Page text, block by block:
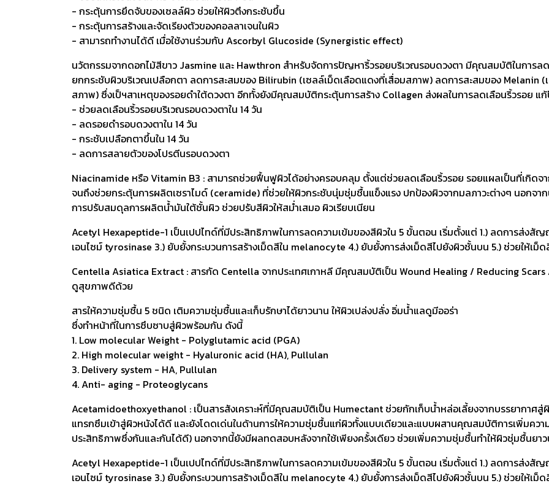
- กระตุ้นการยึดจับของเซลล์ผิว ช่วยให้ผิวตึงกระชับขึ้น
- กระตุ้นการสร้างและจัดเรียงตัวของคอลลาเจนในผิว
- สามารถทำงานได้ดี เมื่อใช้งานร่วมกับ Ascorbyl Glucoside (Synergistic effect)
นวัตกรรมจากดอกไม้สีขาว Jasmine และ Hawthron สำหรับจัดการปัญหาริ้วรอยบริเวณรอบดวงตา มีคุณสมบัติในการล
ยกกระชับผิวบริเวณเปลือกตา ลดการสะสมของ Bilirubin (เซลล์เม็ดเลือดแดงที่เสื่อมสภาพ) ลดการสะสมของ Melanin
สภาพ) ซึ่งเป็ฯสาเหตุของรอยดำใต้ดวงตา อีกทั้งยังมีคุณสมบัติกระตุ้นการสร้าง Collagen ส่งผลในการลดเลือนริ้วรอย
- ช่วยลดเลือนริ้วรอยบริเวณรอบดวงตาใน 14 วัน
- ลดรอยดำรอบดวงตาใน 14 วัน
- กระชับเปลือกตาขึ้นใน 14 วัน
- ลดการสลายตัวของโปรตีนรอบดวงตา
Niacinamide หรือ Vitamin B3 : สามารถช่วยฟื้นฟูผิวได้อย่างครอบคลุม ตั้งแต่ช่วยลดเลือนริ้วรอย รอยแผลเป็นที่เกิดจา
จนถึงช่วยกระตุ้นการผลิตเซราไมด์ (ceramide) ที่ช่วยให้ผิวกระชับนุ่มชุ่มชื้นแข็งแรง ปกป้องผิวจากมลภาวะต่างๆ นอกจ
การปรับสมดุลการผลิตน้ำมันใต้ชั้นผิว ช่วยปรับสีผิวให้สม่ำเสมอ ผิวเรียบเนียน
Acetyl Hexapeptide-1 เป็นเปปไทด์ที่มีประสิทธิภาพในการลดความเข้มของสีผิวใน 5 ขั้นตอน เริ่มตั้งแต่ 1.) ลดการส่ง
เอนไซม์ tyrosinase 3.) ยับยั้งกระบวนการสร้างเม็ดสีใน melanocyte 4.) ยับยั้งการส่งเม็ดสีไปยังผิวชั้นบน 5.) ช่วยให้เม็
Centella Asiatica Extract : สารกัด Centella จากประเทศเกาหลี มีคุณสมบัติเป็น Wound Healing / Reducing
ดูสุขภาพดีด้วย
สารให้ความชุ่มชื้น 5 ชนิด เติมความชุ่มชื้นและเก็บรักษาได้ยาวนาน ให้ผิวเปล่งปลั่ง อิ่มน้ำแลดูมีออร่า
ซึ่งทำหน้าที่ในการซึบซาบสู่ผิวพร้อมกัน ดังนี้
1. Low molecular Weight - Polyglutamic acid (PGA)
2. High molecular weight - Hyaluronic acid (HA), Pullulan
3. Delivery system - HA, Pullulan
4. Anti- aging - Proteoglycans
Acetamidoethoxyethanol : เป็นสารสังเคราะห์ที่มีคุณสมบัติเป็น Humectant ช่วยกักเก็บน้ำหล่อเลี้ยงจากบรรยากาศสู่
แทรกซึมเข้าสู่ผิวหนังได้ดี และยังโดดเด่นในด้านการให้ความชุ่มชื้นแก่ผิวทั้งแบบเดียวและแบบผสานคุณสมบัติการเพิ่มค
ประสิทธิภาพซึ่งกันและกันได้ดี) นอกจากนี้ยังมีผลทดสอบหลังจากใช้เพียงครั้งเดียว ช่วยเพิ่มความชุ่มชื้นทำให้ผิวชุ่มชื้นยาว
Acetyl Hexapeptide-1 เป็นเปปไทด์ที่มีประสิทธิภาพในการลดความเข้มของสีผิวใน 5 ขั้นตอน เริ่มตั้งแต่ 1.) ลดการส่ง
เอนไซม์ tyrosinase 3.) ยับยั้งกระบวนการสร้างเม็ดสีใน melanocyte 4.) ยับยั้งการส่งเม็ดสีไปยังผิวชั้นบน 5.) ช่วยให้เม็